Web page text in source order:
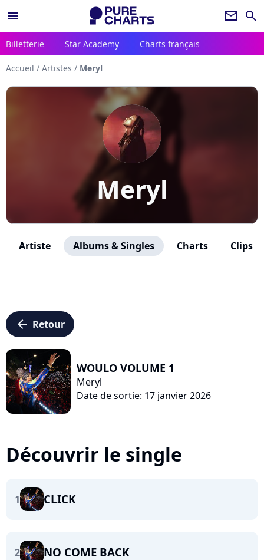
menu newsletter search
Billetterie Star Academy Charts français
Accueil / Artistes / Meryl
Meryl
Artiste Albums & Singles Charts Clips
arrow_left Retour
WOULO VOLUME 1
Meryl
Date de sortie: 17 janvier 2026
Découvrir le single
1 CLICK
2 NO COME BACK